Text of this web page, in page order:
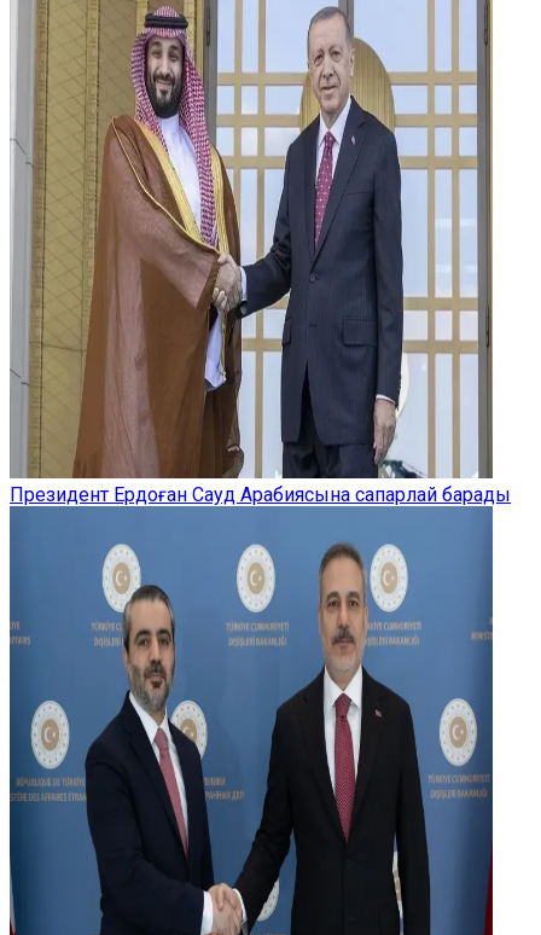
Президент Ердоған Сауд Арабиясына сапарлай барады